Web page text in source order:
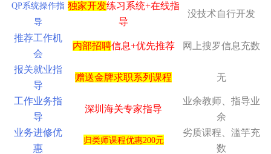
QP系统操作指
导
独家开发练习系统+在线指
导
没技术自行开发
推荐工作机
会
内部招聘信息+优先推荐 网上搜罗信息充数
报关就业指
导
赠送金牌求职系列课程 无
工作业务指
导
深圳海关专家指导
业余教师、指导业
余
业务进修优
惠
归类师课程优惠200元
劣质课程、滥竽充
数